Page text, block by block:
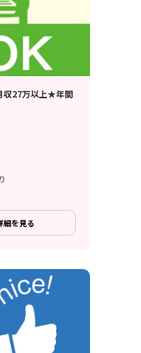
収27万以上★年間
細を見る